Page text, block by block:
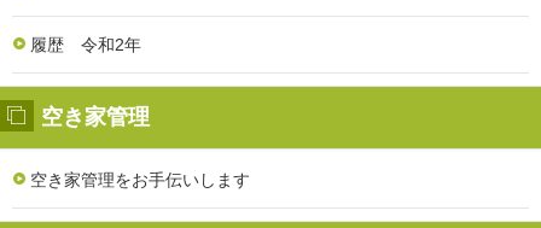
履歴 令和2年
空き家管理
空き家管理をお手伝いします